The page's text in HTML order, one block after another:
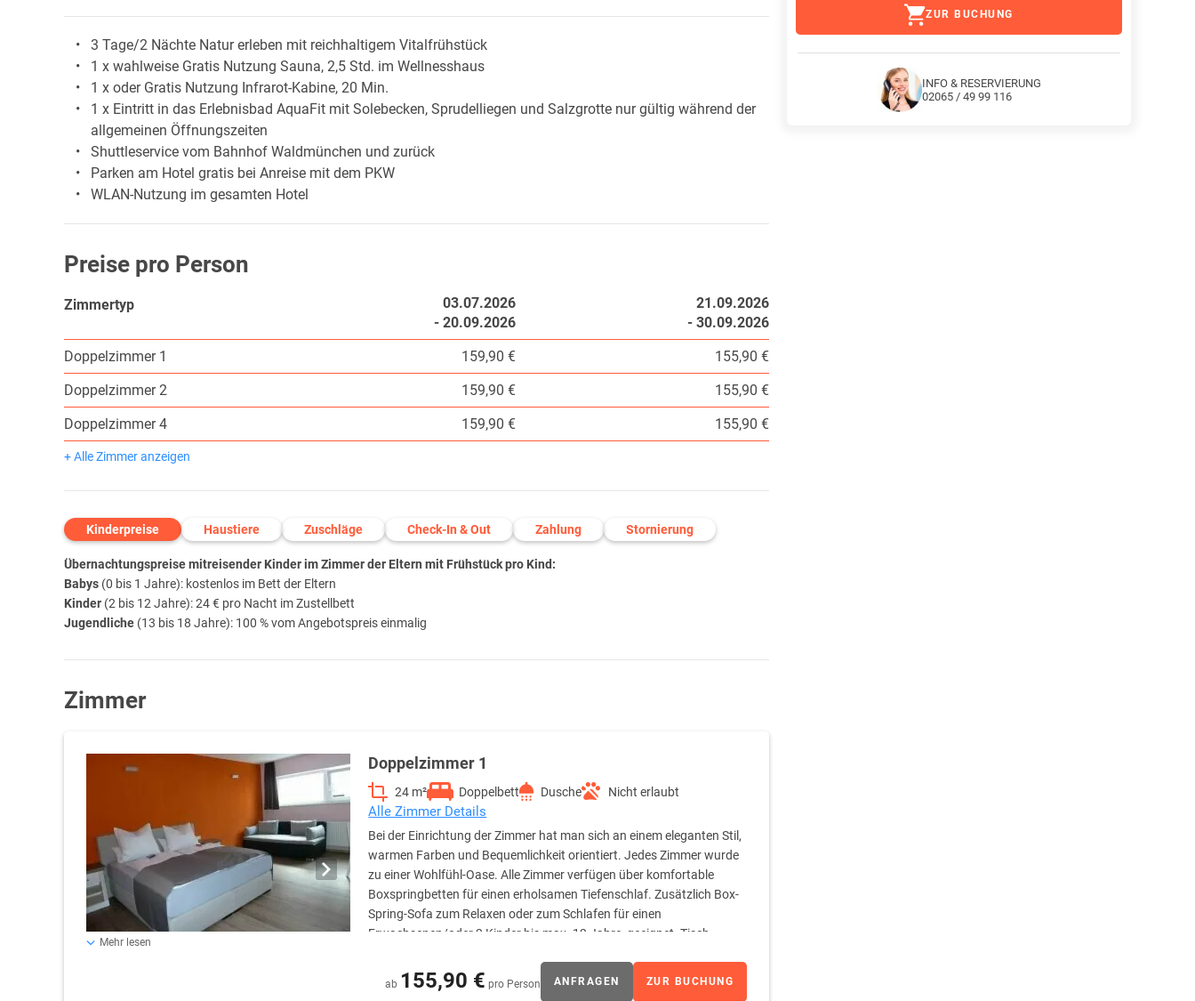
3 Tage/2 Nächte Natur erleben mit reichhaltigem Vitalfrühstück
1 x wahlweise Gratis Nutzung Sauna, 2,5 Std. im Wellnesshaus
1 x oder Gratis Nutzung Infrarot-Kabine, 20 Min.
1 x Eintritt in das Erlebnisbad AquaFit mit Solebecken, Sprudelliegen und Salzgrotte nur gültig während der
allgemeinen Öffnungszeiten
Shuttleservice vom Bahnhof Waldmünchen und zurück
Parken am Hotel gratis bei Anreise mit dem PKW
WLAN-Nutzung im gesamten Hotel
Preise pro Person
Zimmertyp
Doppelzimmer 1
Doppelzimmer 2
Doppelzimmer 4
+ Alle Zimmer anzeigen
03.07.2026
- 20.09.2026
21.09.2026
- 30.09.2026
159,90 €
155,90 €
159,90 €
155,90 €
159,90 €
155,90 €
Kinderpreise Haustiere Zuschläge Check-In & Out Zahlung Stornierung
Übernachtungspreise mitreisender Kinder im Zimmer der Eltern mit Frühstück pro Kind:
Babys (0 bis 1 Jahre): kostenlos im Bett der Eltern
Kinder (2 bis 12 Jahre): 24 € pro Nacht im Zustellbett
Jugendliche (13 bis 18 Jahre): 100 % vom Angebotspreis einmalig
Zimmer
Doppelzimmer 1
24 m² Doppelbett Dusche Nicht erlaubt
Alle Zimmer Details
Bei der Einrichtung der Zimmer hat man sich an einem eleganten Stil,
warmen Farben und Bequemlichkeit orientiert. Jedes Zimmer wurde
zu einer Wohlfühl-Oase. Alle Zimmer verfügen über komfortable
Boxspringbetten für einen erholsamen Tiefenschlaf. Zusätzlich Box-
Spring-Sofa zum Relaxen oder zum Schlafen für einen
Erwachsenen/oder 2 Kinder bis max. 12 Jahre, geeignet. Tisch,
kostenfrei nutzbar. Kinderbett für Kinder von 0 bis 4 Jahre gegen Gebühr zustellbar. Ein Kind bis 2 Jahre schläft
kostenfrei im Bett der Eltern. Doppelzimmer für 2 Personen mit Standard Ausstattung
Mehr lesen
ab 155,90 € pro Person ANFRAGEN ZUR BUCHUNG
ZUR BUCHUNG
INFO & RESERVIERUNG
02065 / 49 99 116